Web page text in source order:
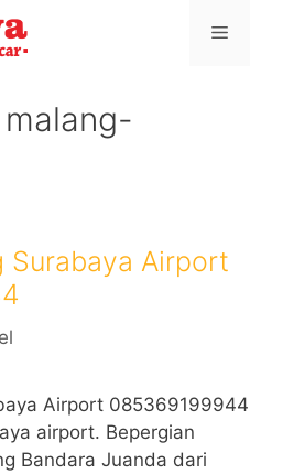
Menu
Surabaya Airport
Airport 085369199944
airport. Bepergian
Bandara Juanda dari